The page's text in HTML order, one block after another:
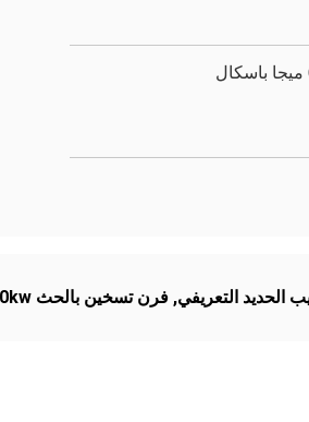
التعريفي, فرن تسخين بالحث 300kw